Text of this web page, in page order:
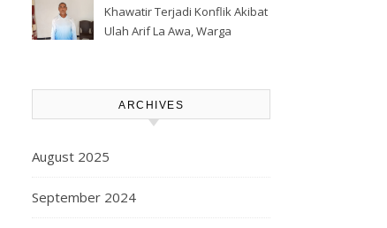
Minta Polres Panggil Dan
Tetapkan Bapak Arif La Awa
Khawatir Terjadi Konflik Akibat
Ulah Arif La Awa, Warga
ARCHIVES
August 2025
September 2024